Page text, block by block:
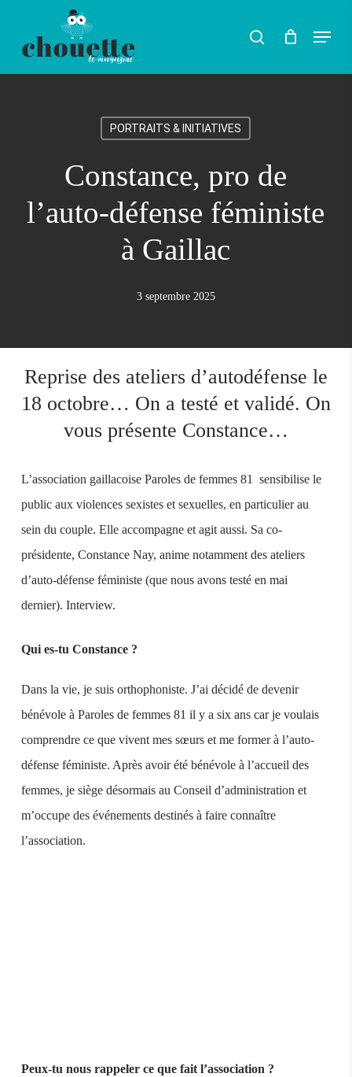
search Menu
PORTRAITS & INITIATIVES
Constance, pro de
l’auto-défense féministe
à Gaillac
3 septembre 2025
Reprise des ateliers d’autodéfense le
18 octobre… On a testé et validé. On
vous présente Constance…
L’association gaillacoise Paroles de femmes 81 sensibilise le
public aux violences sexistes et sexuelles, en particulier au
sein du couple. Elle accompagne et agit aussi. Sa co-
présidente, Constance Nay, anime notamment des ateliers
d’auto-défense féministe (que nous avons testé en mai
dernier). Interview.
Qui es-tu Constance ?
Dans la vie, je suis orthophoniste. J’ai décidé de devenir
bénévole à Paroles de femmes 81 il y a six ans car je voulais
comprendre ce que vivent mes sœurs et me former à l’auto-
défense féministe. Après avoir été bénévole à l’accueil des
femmes, je siège désormais au Conseil d’administration et
m’occupe des événements destinés à faire connaître
l’association.
Peux-tu nous rappeler ce que fait l’association ?